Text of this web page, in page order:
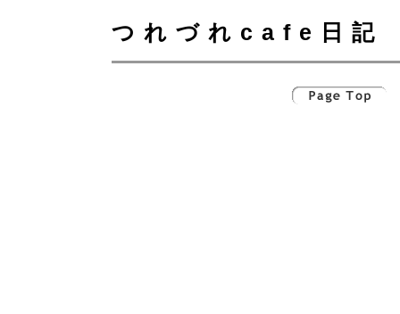
つれづれcafe日記